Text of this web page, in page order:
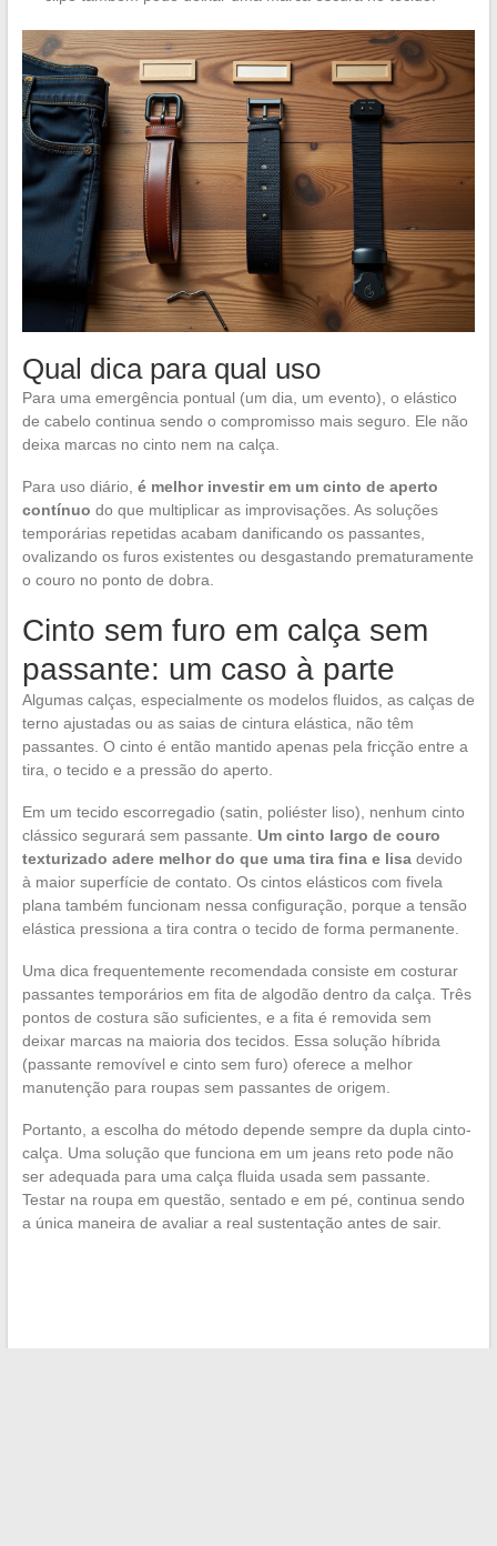
Qual dica para qual uso
Para uma emergência pontual (um dia, um evento), o elástico
de cabelo continua sendo o compromisso mais seguro. Ele não
deixa marcas no cinto nem na calça.
Para uso diário, é melhor investir em um cinto de aperto
contínuo do que multiplicar as improvisações. As soluções
temporárias repetidas acabam danificando os passantes,
ovalizando os furos existentes ou desgastando prematuramente
o couro no ponto de dobra.
Cinto sem furo em calça sem
passante: um caso à parte
Algumas calças, especialmente os modelos fluidos, as calças de
terno ajustadas ou as saias de cintura elástica, não têm
passantes. O cinto é então mantido apenas pela fricção entre a
tira, o tecido e a pressão do aperto.
Em um tecido escorregadio (satin, poliéster liso), nenhum cinto
clássico segurará sem passante. Um cinto largo de couro
texturizado adere melhor do que uma tira fina e lisadevido
à maior superfície de contato. Os cintos elásticos com fivela
plana também funcionam nessa configuração, porque a tensão
elástica pressiona a tira contra o tecido de forma permanente.
Uma dica frequentemente recomendada consiste em costurar
passantes temporários em fita de algodão dentro da calça. Três
pontos de costura são suficientes, e a fita é removida sem
deixar marcas na maioria dos tecidos. Essa solução híbrida
(passante removível e cinto sem furo) oferece a melhor
manutenção para roupas sem passantes de origem.
Portanto, a escolha do método depende sempre da dupla cinto-
calça. Uma solução que funciona em um jeans reto pode não
ser adequada para uma calça fluida usada sem passante.
Testar na roupa em questão, sentado e em pé, continua sendo
a única maneira de avaliar a real sustentação antes de sair.